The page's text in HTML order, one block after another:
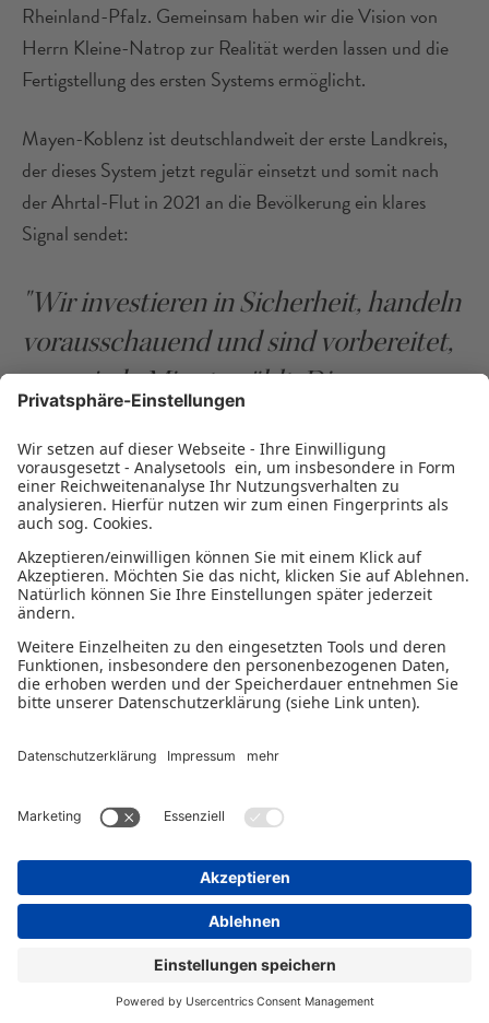
Rheinland-Pfalz. Gemeinsam haben wir die Vision von
Herrn Kleine-Natrop zur Realität werden lassen und die
Fertigstellung des ersten Systems ermöglicht.
Mayen-Koblenz ist deutschlandweit der erste Landkreis,
der dieses System jetzt regulär einsetzt und somit nach
der Ahrtal-Flut in 2021 an die Bevölkerung ein klares
Signal sendet:
"Wir investieren in Sicherheit, handeln
vorausschauend und sind vorbereitet,
wenn jede Minute zählt. Dieses
Fahrzeug ist kein Prestigeobjekt. Es ist
Ausdruck von Verantwortung – und
ein Werkzeug, das Leben retten wird."
Impressum
Gender-Disclaimer
© 2026 - Ein Serviceangebot der Deutschen
Bürgschaftsbanken.